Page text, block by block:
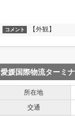
コメント 【外観】
愛媛国際物流ターミ
所在地
交通